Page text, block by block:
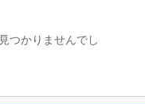
つかりませんでし